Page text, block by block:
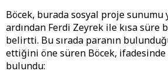
Böcek, burada sosyal proje sunumu
ardından Ferdi Zeyrek ile kısa süre
belirtti. Bu sırada paranın
ettiğini öne süren Böcek,
bulundu: